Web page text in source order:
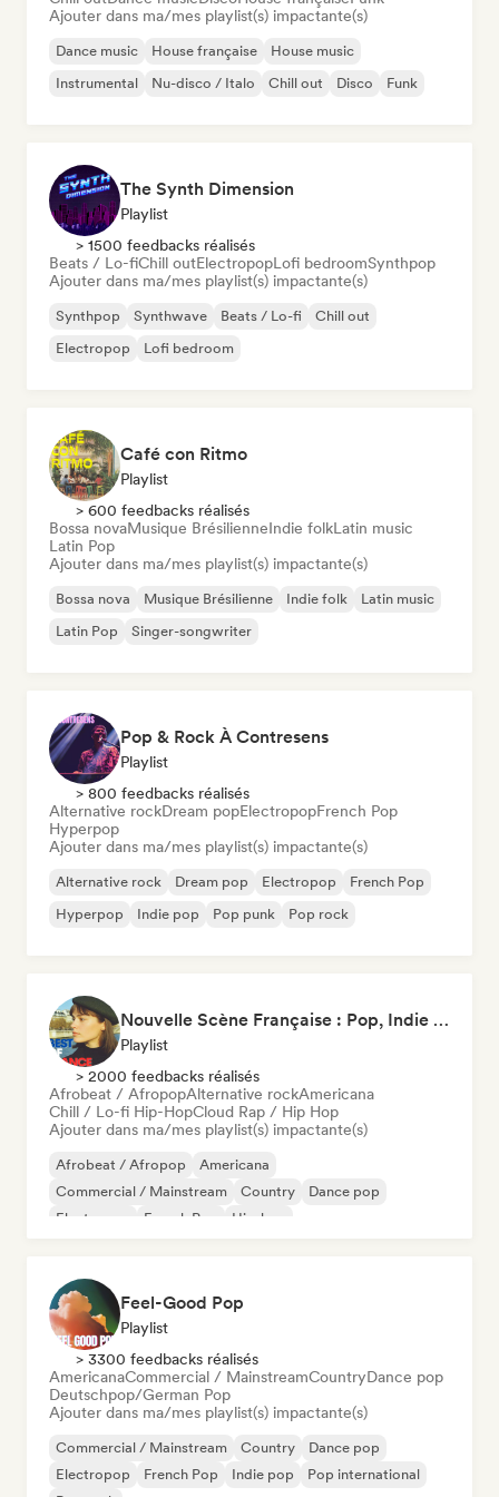
Ajouter dans ma/mes playlist(s) impactante(s)
Dance music House française
House music
Instrumental
Nu-disco / Italo Chill out Disco Funk
The Synth Dimension
Playlist
> 1500 feedbacks réalisés
Beats / Lo-fiChill outElectropopLofi bedroomSynthpop
Ajouter dans ma/mes playlist(s) impactante(s)
Synthpop Synthwave Beats / Lo-fi
Chill out
Electropop
Lofi bedroom
Café con Ritmo
Playlist
> 600 feedbacks réalisés
Bossa novaMusique BrésilienneIndie folkLatin music
Latin Pop
Ajouter dans ma/mes playlist(s) impactante(s)
Bossa nova Musique Brésilienne Indie folk
Latin music
Latin Pop
Singer-songwriter
Pop & Rock À Contresens
Playlist
> 800 feedbacks réalisés
Alternative rockDream popElectropopFrench Pop
Hyperpop
Ajouter dans ma/mes playlist(s) impactante(s)
Alternative rock Dream pop Electropop
French Pop
Hyperpop
Indie pop Pop punk Pop rock
Nouvelle Scène Française : Pop, Indie & Chanson Émergente
Playlist
> 2000 feedbacks réalisés
Afrobeat / AfropopAlternative rockAmericana
Chill / Lo-fi Hip-HopCloud Rap / Hip Hop
Ajouter dans ma/mes playlist(s) impactante(s)
Afrobeat / Afropop
Americana
Commercial / Mainstream
Country
Dance pop
Electropop
French Pop Hip-hop
Feel-Good Pop
Playlist
> 3300 feedbacks réalisés
AmericanaCommercial / MainstreamCountryDance pop
Deutschpop/German Pop
Ajouter dans ma/mes playlist(s) impactante(s)
Commercial / Mainstream Country
Dance pop
Electropop
French Pop Indie pop
Pop international